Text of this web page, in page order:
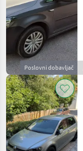
Poslovni dobavljač